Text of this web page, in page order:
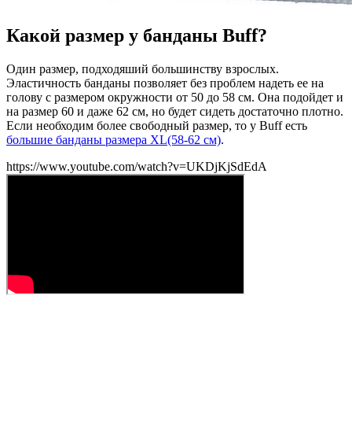
Какой размер у банданы Buff?
Один размер, подходяший большинству взрослых.
Эластичность банданы позволяет без проблем надеть ее на
голову с размером окружности от 50 до 58 см. Она подойдет и
на размер 60 и даже 62 см, но будет сидеть достаточно плотно.
Если необходим более свободный размер, то у Buff есть
большие банданы размера XL(58-62 см).
https://www.youtube.com/watch?v=UKDjKjSdEdA